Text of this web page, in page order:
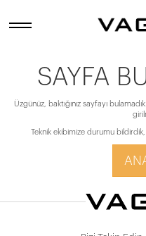
SAYFA
Üzgünüz, baktığınız sayfayı
Teknik ekibimize durumu